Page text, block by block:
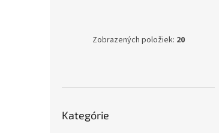
Zobrazených položiek: 20
kategórie
Kategórie